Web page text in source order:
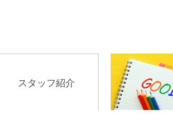
スタッフ紹介